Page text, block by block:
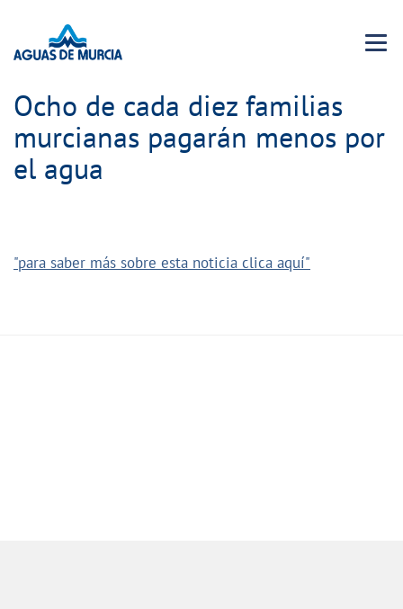
Menu
Ocho de cada diez familias
murcianas pagarán menos por
el agua
"para saber más sobre esta noticia clica aquí"